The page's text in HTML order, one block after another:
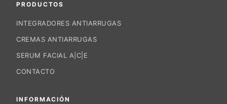
PRODUCTOS
INTEGRADORES ANTIARRUGAS
CREMAS ANTIARRUGAS
SERUM FACIAL A|C|E
CONTACTO
INFORMACIÓN